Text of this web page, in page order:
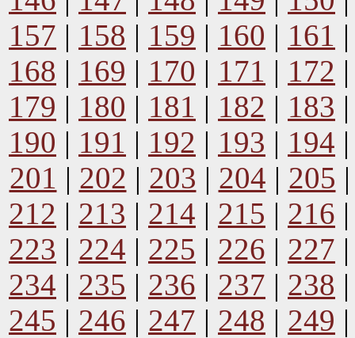
157 | 158 | 159 | 160 | 161
168 | 169 | 170 | 171 | 172
179 | 180 | 181 | 182 | 183
190 | 191 | 192 | 193 | 194
201 | 202 | 203 | 204 | 205
212 | 213 | 214 | 215 | 216
223 | 224 | 225 | 226 | 227
234 | 235 | 236 | 237 | 238
245 | 246 | 247 | 248 | 249